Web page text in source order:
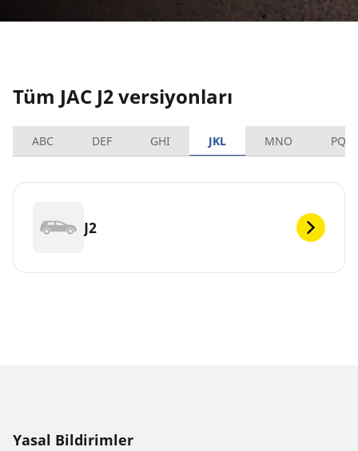
Tüm JAC J2 versiyonları
ABC DEF GHI JKL MNO
J2
Yasal Bildirimler